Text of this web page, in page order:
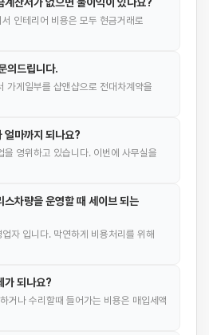
인테리어 비용은 모두 현금거래로
의드립니다.
가게일부를 샵앤샵으로 전대차계약을
얼마까지 되나요?
을 영위하고 있습니다. 이번에 사무실을
스차량을 운영할 때 세이브 되는
자 입니다. 막연하게 비용처리를 위해
가 되나요?
거나 수리할때 들어가는 비용은 매입세액